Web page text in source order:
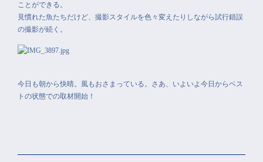
ことができる。
見慣れた魚たちだけど、撮影スタイルを色々変えたりしながら試行錯誤
の撮影が続く。
今日も朝から快晴。風もおさまっている。さあ、いよいよ今日からベス
トの状態での取材開始！